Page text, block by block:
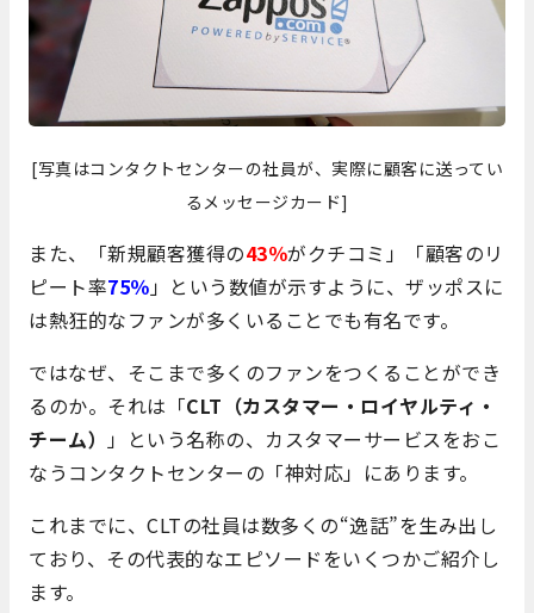
[写真はコンタクトセンターの社員が、実際に顧客に送ってい
るメッセージカード]
また、「新規顧客獲得の43％がクチコミ」「顧客のリ
ピート率75％」という数値が示すように、ザッポスに
は熱狂的なファンが多くいることでも有名です。
ではなぜ、そこまで多くのファンをつくることができ
るのか。それは「CLT（カスタマー・ロイヤルティ・
チーム） 」という名称の、カスタマーサービスをおこ
なうコンタクトセンターの「神対応」にあります。
これまでに、CLTの社員は数多くの“逸話”を生み出し
ており、その代表的なエピソードをいくつかご紹介し
ます。